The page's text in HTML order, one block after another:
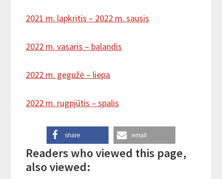
2021 m. lapkritis – 2022 m. sausis
2022 m. vasaris – balandis
2022 m. gegužė – liepa
2022 m. rugpjūtis – spalis
share email
Readers who viewed this page,
also viewed: